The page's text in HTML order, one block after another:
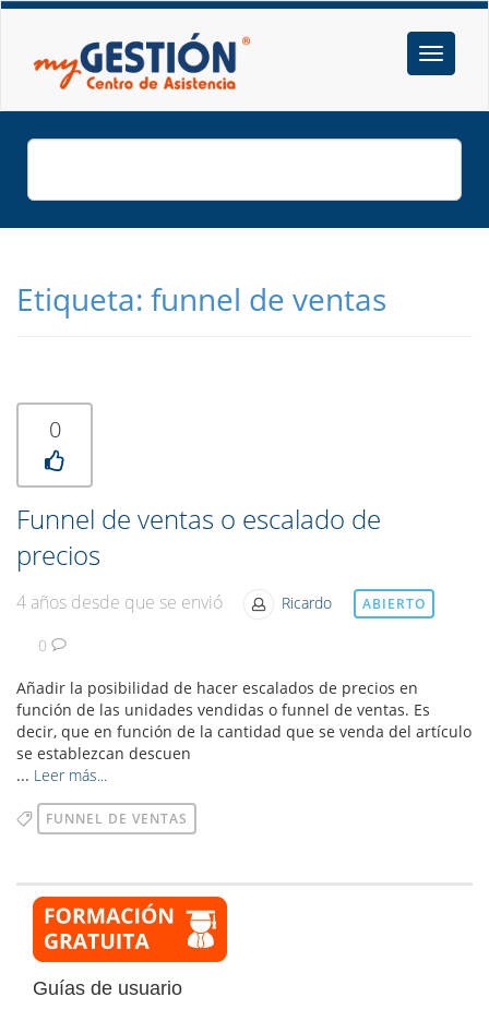
Etiqueta: funnel de ventas
0
Funnel de ventas o escalado de
precios
4 años desde que se envió Ricardo ABIERTO
0
Añadir la posibilidad de hacer escalados de precios en
función de las unidades vendidas o funnel de ventas. Es
decir, que en función de la cantidad que se venda del artículo
se establezcan descuen
... Leer más...
FUNNEL DE VENTAS
Guías de usuario